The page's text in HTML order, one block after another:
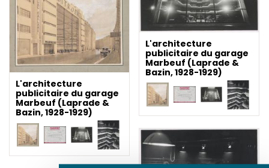
L'architecture
publicitaire du garage
Marbeuf (Laprade &
Bazin, 1928-1929)
L'architecture
publicitaire du garage
Marbeuf (Laprade &
Bazin, 1928-1929)